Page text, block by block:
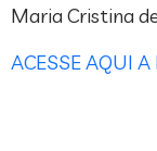
Maria Cristina
ACESSE AQUI